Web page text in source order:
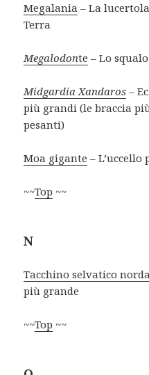
Megalania – La
Terra
Megalodonte – Lo
Midgardia Xandaros –
più grandi (le braccia
pesanti)
Moa gigante –
~~Top ~~
N
Tacchino selvatico
più grande
~~Top ~~